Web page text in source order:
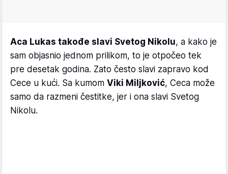
Aca Lukas takođe slavi Svetog Nikolu, a kako je
sam objasnio jednom prilikom, to je otpočeo tek
pre desetak godina. Zato često slavi zapravo kod
Cece u kući. Sa kumom Viki Miljković, Ceca može
samo da razmeni čestitke, jer i ona slavi Svetog
Nikolu.